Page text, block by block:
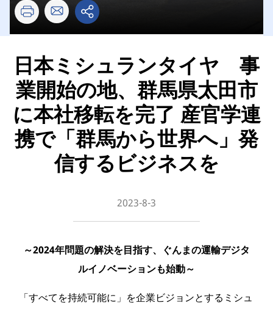
日本ミシュランタイヤ 事
業開始の地、群馬県太田市
に本社移転を完了 産官学連
携で「群馬から世界へ」発
信するビジネスを
2023-8-3
～2024年問題の解決を目指す、ぐんまの運輸デジタ
ルイノベーションも始動～
「すべてを持続可能に」を企業ビジョンとするミシュ